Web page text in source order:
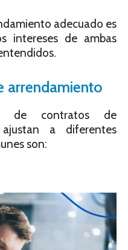
adecuado es
intereses de ambas
arrendamiento
de contratos de
a diferentes
son: